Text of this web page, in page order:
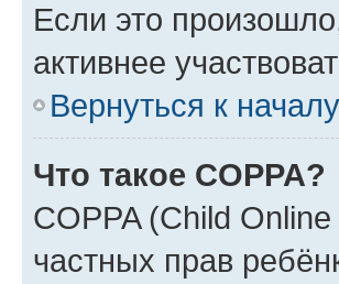
Если это
активнее
Вернуться к началу
Что такое COPPA?
COPPA (Child
частных прав